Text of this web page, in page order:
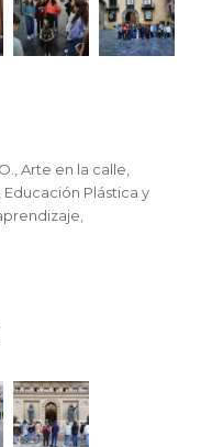
,Arte en la calle
Educación Plástica y